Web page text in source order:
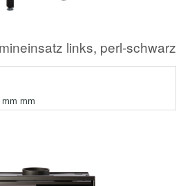
links, perl-schwarz
mm